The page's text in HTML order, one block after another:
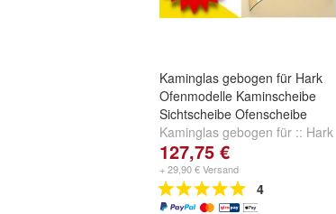
Kaminglas gebogen für Hark
Ofenmodelle Kaminscheibe
Sichtscheibe Ofenscheibe
Kaminglas gebogen für :: Hark
Alero ,Hark Avenso
undweitere ...
127,75 €
+ 29,90 € Versand
4